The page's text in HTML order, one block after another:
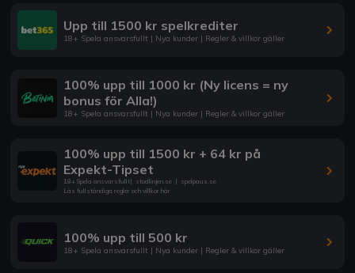
Upp till 1500 kr spelkrediter
18+ Spela ansvarsfullt | Nya kunder | Regler & villkor gäller
100% upp till 1000 kr (Ny licens = ny
bonus för Alla!)
18+ Spela ansvarsfullt | Nya kunder | Regler & villkor gäller
100% upp till 1500 kr + 64 kr på
Expekt-Tipset
18+ Spela ansvarsfullt| stodlinjen.se | spelpaus.se
Läs fullständiga regler och villkor här
100% upp till 500 kr
18+ Spela ansvarsfullt | Nya kunder | Regler & villkor gäller